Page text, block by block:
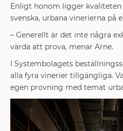
Enligt honom ligger kvaliteten
svenska, urbana vinerierna på
– Generellt är det inte några
värda att prova, menar Arne.
I Systembolagets
alla fyra vinerier tillgängliga.
egen provning med temat